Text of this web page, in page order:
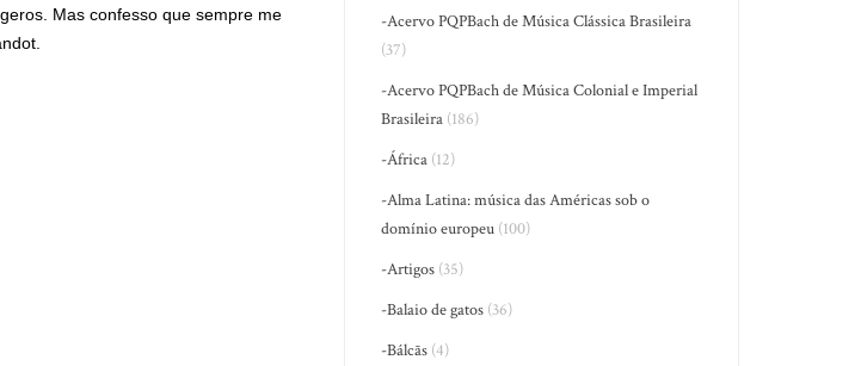
Mas confesso que sempre me
-Acervo PQPBach de Música Clássica Brasileira
(37)
-Acervo PQPBach de Música Colonial e Imperial
Brasileira (186)
-África (12)
-Alma Latina: música das Américas sob o
domínio europeu (100)
-Artigos (35)
-Balaio de gatos (36)
-Bálcãs (4)